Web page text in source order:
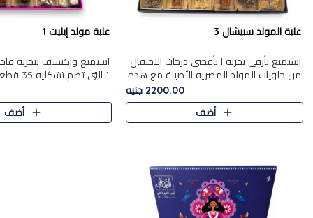
علبة المولد سبيشال 3
استمتع بأرقى تجربة ا بأقصى درجات الاحتفال
من حلويات المولد المصريه الأصيلة مع هذه
الفخامة مع علبة سبيشال 3 التي تضم 56
قطعة من تشكيلة استثن..
2200.00 جنيه
أضف
علبة مولد إيليت 1
استمتع واكتشف بتجربة
1 التي
حلويات المولد المصري
بشكل جميل في علبة
أضف